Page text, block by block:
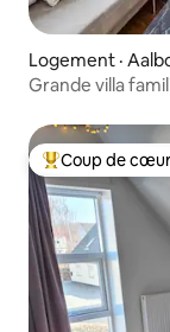
Logement ·
Grande villa
Coup de cœur
Coup de